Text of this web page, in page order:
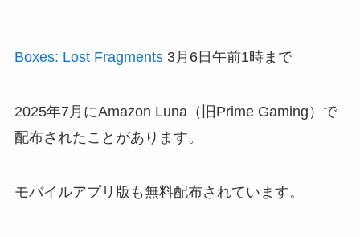
Boxes: Lost Fragments3月6日午前1時まで
2025年7月にAmazon Luna（旧Prime Gaming）で
配布されたことがあります。
モバイルアプリ版も無料配布されています。